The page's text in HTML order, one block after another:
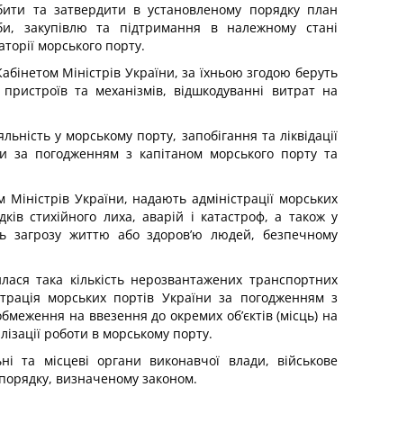
та затвердити в установленому порядку план
закупівлю та підтримання в належному стані
морського порту.
Міністрів України, за їхньою згодою беруть
та механізмів, відшкодуванні витрат на
у морському порту, запобігання та ліквідації
за погодженням з капітаном морського порту та
України, надають адміністрації морських
стихійного лиха, аварій і катастроф, а також у
загрозу життю або здоров’ю людей, безпечному
така кількість нерозвантажених транспортних
морських портів України за погодженням з
на ввезення до окремих об’єктів (місць) на
роботи в морському порту.
та місцеві органи виконавчої влади, військове
визначеному законом.